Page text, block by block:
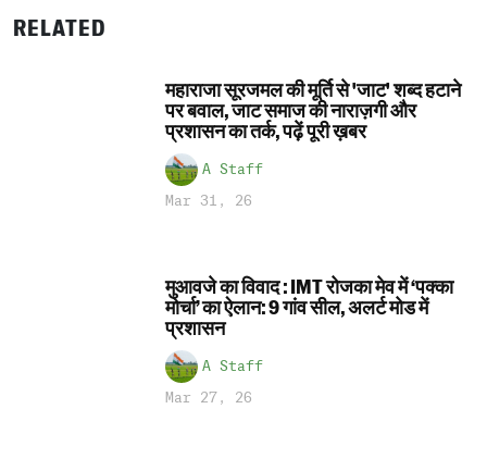
RELATED
महाराजा सूरजमल की मूर्ति से 'जाट' शब्द हटाने
पर बवाल, जाट समाज की नाराज़गी और
प्रशासन का तर्क, पढ़ें पूरी ख़बर
A Staff
Mar 31, 26
मुआवजे का विवाद : IMT रोजका मेव में ‘पक्का
मोर्चा’ का ऐलान: 9 गांव सील, अलर्ट मोड में
प्रशासन
A Staff
Mar 27, 26